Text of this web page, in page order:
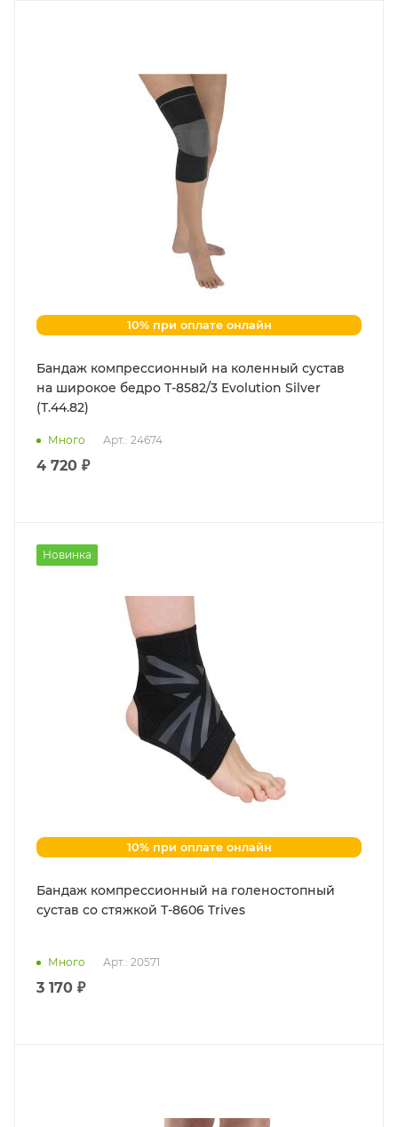
10% при оплате онлайн
Бандаж компрессионный на коленный сустав
на широкое бедро Т-8582/3 Evolution Silver
(Т.44.82)
Много Арт.: 24674
4 720 ₽
Новинка
10% при оплате онлайн
Бандаж компрессионный на голеностопный
сустав со стяжкой Т-8606 Trives
Много Арт.: 20571
3 170 ₽